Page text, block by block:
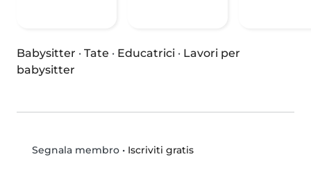
Babysitter · Tate · Educatrici · Lavori per
babysitter
Segnala membro• Iscriviti gratis